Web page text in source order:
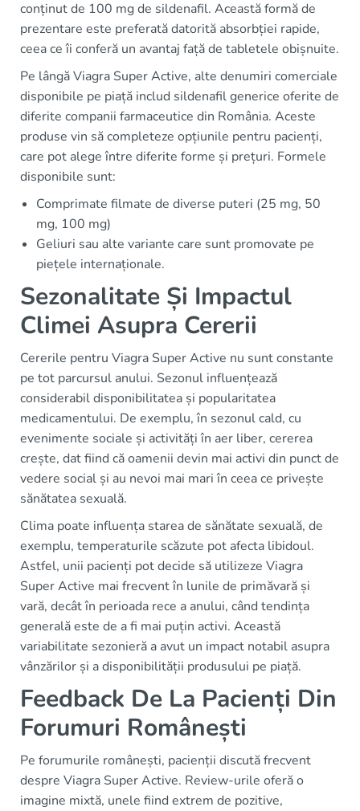
conținut de 100 mg de sildenafil. Această formă de
prezentare este preferată datorită absorbției rapide,
ceea ce îi conferă un avantaj față de tabletele obișnuite.
Pe lângă Viagra Super Active, alte denumiri comerciale
disponibile pe piață includ sildenafil generice oferite de
diferite companii farmaceutice din România. Aceste
produse vin să completeze opțiunile pentru pacienți,
care pot alege între diferite forme și prețuri. Formele
disponibile sunt:
Comprimate filmate de diverse puteri (25 mg, 50
mg, 100 mg)
Geliuri sau alte variante care sunt promovate pe
piețele internaționale.
Sezonalitate Și Impactul
Climei Asupra Cererii
Cererile pentru Viagra Super Active nu sunt constante
pe tot parcursul anului. Sezonul influențează
considerabil disponibilitatea și popularitatea
medicamentului. De exemplu, în sezonul cald, cu
evenimente sociale și activități în aer liber, cererea
crește, dat fiind că oamenii devin mai activi din punct de
vedere social și au nevoi mai mari în ceea ce privește
sănătatea sexuală.
Clima poate influența starea de sănătate sexuală, de
exemplu, temperaturile scăzute pot afecta libidoul.
Astfel, unii pacienți pot decide să utilizeze Viagra
Super Active mai frecvent în lunile de primăvară și
vară, decât în perioada rece a anului, când tendința
generală este de a fi mai puțin activi. Această
variabilitate sezonieră a avut un impact notabil asupra
vânzărilor și a disponibilității produsului pe piață.
Feedback De La Pacienți Din
Forumuri Românești
Pe forumurile românești, pacienții discută frecvent
despre Viagra Super Active. Review-urile oferă o
imagine mixtă, unele fiind extrem de pozitive,